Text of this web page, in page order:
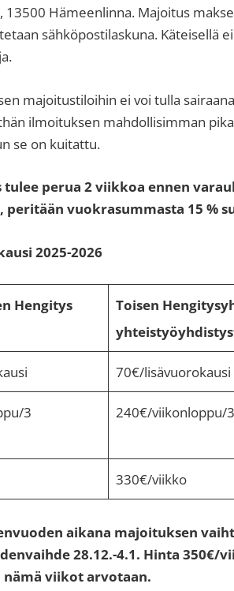
13500 Hämeenlinna. Majoitus
sähköpostilaskuna. Käteisellä
majoitustiloihin ei voi tulla
ilmoituksen mahdollisimman
se on kuitattu.
tulee perua 2 viikkoa ennen
peritään vuokrasummasta 15 %
2025-2026
Hengitys
Toisen
70€/lisävuorokausi
3
240€/viikonloppu/
330€/viikko
aikana majoituksen
28.12.-4.1. Hinta
viikot arvotaan.